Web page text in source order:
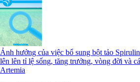
Ảnh hưởng của việc bổ sung bột tảo
lên lên tỉ lệ sống, tăng trưởng, vòng đời và
Artemia